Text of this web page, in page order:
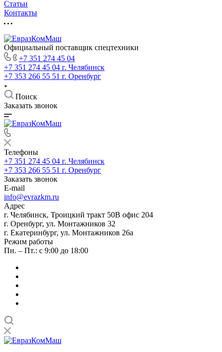
Статьи
Контакты
Официальный поставщик спецтехники
+7 351 274 45 04
+7 351 274 45 04 г. Челябинск
+7 353 266 55 51 г. Оренбург
Поиск
Заказать звонок
Телефоны
+7 351 274 45 04 г. Челябинск
+7 353 266 55 51 г. Оренбург
Заказать звонок
E-mail
info@evrazkm.ru
Адрес
г. Челябинск, Троицкий тракт 50В офис 204
г. Оренбург, ул. Монтажников 32
г. Екатеринбург, ул. Монтажников 26а
Режим работы
Пн. – Пт.: с 9:00 до 18:00